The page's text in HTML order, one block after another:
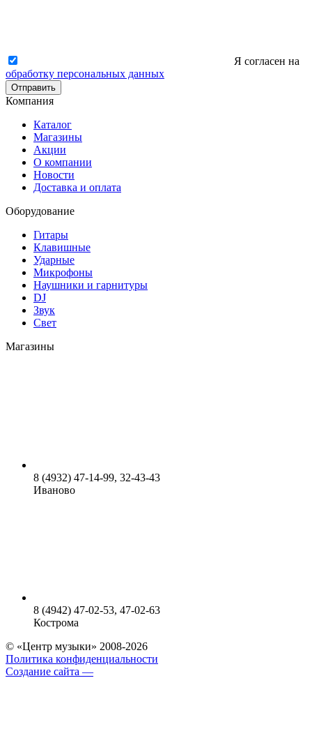
Я согласен на
обработку персональных данных
Отправить
Компания
Каталог
Магазины
Акции
О компании
Новости
Доставка и оплата
Оборудование
Гитары
Клавишные
Ударные
Микрофоны
Наушники и гарнитуры
DJ
Звук
Свет
Магазины
8 (4932) 47-14-99, 32-43-43
Иваново
8 (4942) 47-02-53, 47-02-63
Кострома
© «Центр музыки» 2008-2026
Политика конфиденциальности
Создание сайта —